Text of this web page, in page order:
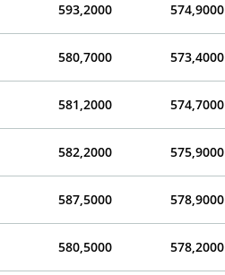
593,2000 574,9000
580,7000 573,4000
581,2000 574,7000
582,2000 575,9000
587,5000 578,9000
580,5000 578,2000